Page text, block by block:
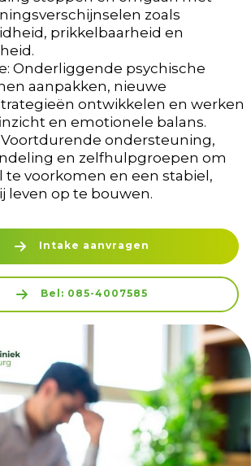
zoals
prikkelbaarheid en
Onderliggende psychische
aanpakken, nieuwe
ontwikkelen en werken
en emotionele balans.
Voortdurende ondersteuning,
en zelfhulpgroepen om
te voorkomen en een stabiel,
leven op te bouwen.
Intake aanvragen
Bel: 085-4007585